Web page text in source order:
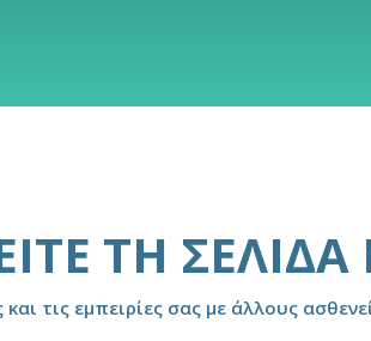
ΤΗ
τις εμπειρίες σας με άλλους